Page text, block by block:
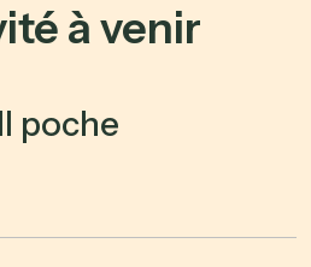
à venir
poche